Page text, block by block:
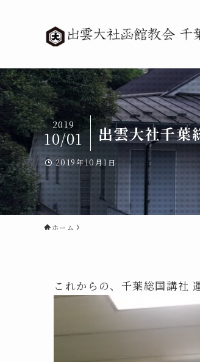
出雲大社千葉
2019
10/01
2019年10月1日
ホーム
これからの、千葉総国講社